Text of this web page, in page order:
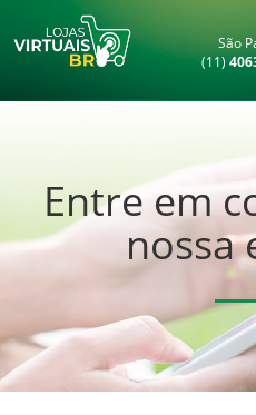
São
(11)
Entre em
nossa